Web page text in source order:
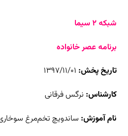
شبکه ۲ سیما
برنامه عصر خانواده
تاریخ پخش:
کارشناس: نرگس فرقانی
نام آموزش: ساندویچ تخم‌مرغ